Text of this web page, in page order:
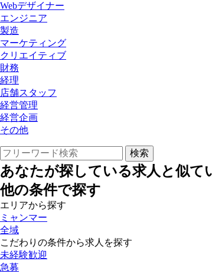
Webデザイナー
エンジニア
製造
マーケティング
クリエイティブ
財務
経理
店舗スタッフ
経営管理
経営企画
その他
あなたが探している求人と似て
他の条件で探す
エリアから探す
ミャンマー
全域
こだわりの条件から求人を探す
未経験歓迎
急募